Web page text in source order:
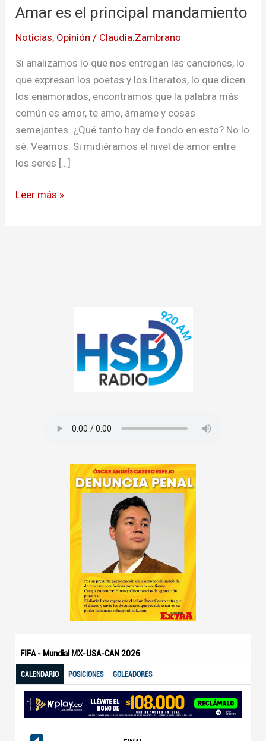
Amar es el principal mandamiento
Noticias, Opinión / Claudia.Zambrano
Si analizamos lo que nos entregan las canciones, lo
que expresan los poetas y los literatos, lo que dicen
los enamorados, encontramos que la palabra más
común es amor, te amo, ámame y cosas
semejantes. ¿Qué tanto hay de fondo en esto? No lo
sé. Veamos. Si midiéramos el nivel de amor entre
los seres […]
el
mandamiento
Leer más »